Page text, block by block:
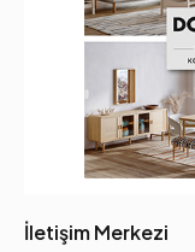
İletişim Merkezi